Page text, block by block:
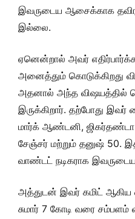
இவருடைய ஆசைக்காக
இல்லை.
ஏனென்றால் அவர்
அனைத்தும் கொடுக்கிறது
அதனால் அந்த விஷயத்தில்
இருக்கிறார். தற்போது
மார்க் ஆண்டனி, ஜிகர்தண்டா
சேஞ்சர் மற்றும் தனுஷ் 50.
வாண்டட் நடிகராக இவருடைய
அத்துடன் இவர் கமிட் ஆகிய
சுமார் 7 கோடி வரை சம்பளம்